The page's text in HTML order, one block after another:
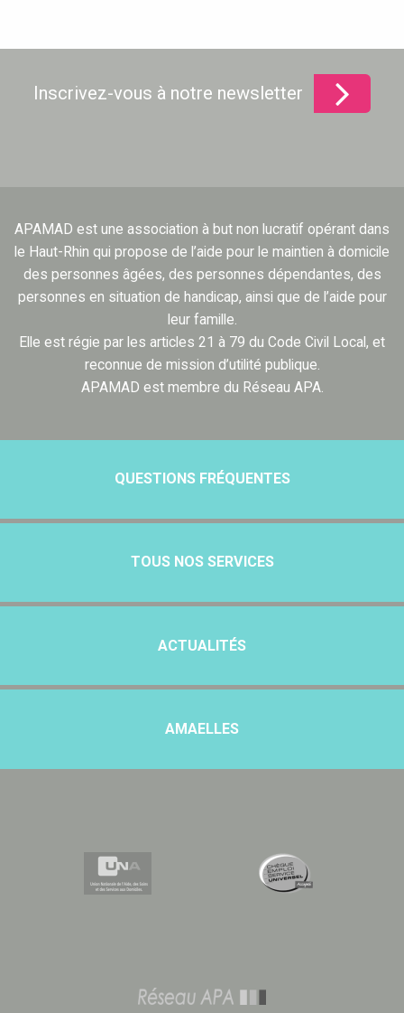
Inscrivez-vous à notre newsletter
APAMAD est une association à but non lucratif opérant dans
le Haut-Rhin qui propose de l’aide pour le maintien à domicile
des personnes âgées, des personnes dépendantes, des
personnes en situation de handicap, ainsi que de l’aide pour
leur famille.
Elle est régie par les articles 21 à 79 du Code Civil Local, et
reconnue de mission d’utilité publique.
APAMAD est membre du Réseau APA.
QUESTIONS FRÉQUENTES
TOUS NOS SERVICES
ACTUALITÉS
AMAELLES